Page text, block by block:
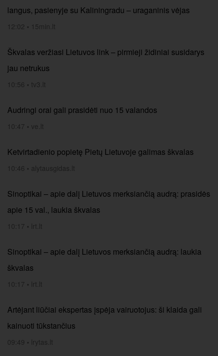
langus, pasienyje su Kaliningradu – uraganinis vėjas
12:02 • 15min.lt
Škvalas veržiasi Lietuvos link – pirmieji židiniai susidarys
jau netrukus
10:56 • tv3.lt
Audringi orai gali prasidėti nuo 15 valandos
10:47 • ve.lt
Ketvirtadienio popietę Pietų Lietuvoje galimas škvalas
10:46 • alytausgidas.lt
Sinoptikai – apie dalį Lietuvos merksiančią audrą: prasidės
apie 15 val., laukia škvalas
10:17 • lrt.lt
Sinoptikai – apie dalį Lietuvos merksiančią audrą: laukia
škvalas
10:17 • lrt.lt
Artėjant liūčiai ekspertas įspėja vairuotojus: ši klaida gali
kainuoti tūkstančius
09:49 • lrytas.lt